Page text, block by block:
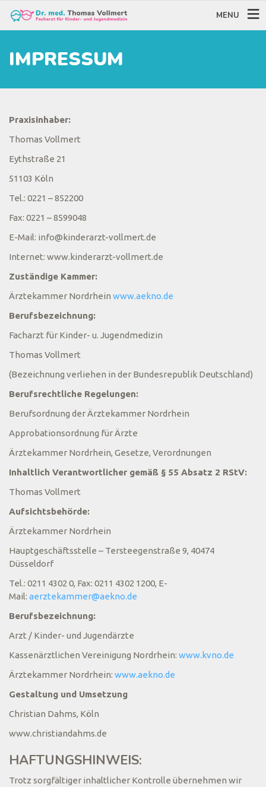
MENU
IMPRESSUM
Praxisinhaber:
Thomas Vollmert
Eythstraße 21
51103 Köln
Tel.: 0221 – 852200
Fax: 0221 – 8599048
E-Mail: info@kinderarzt-vollmert.de
Internet: www.kinderarzt-vollmert.de
Zuständige Kammer:
Ärztekammer Nordrhein www.aekno.de
Berufsbezeichnung:
Facharzt für Kinder- u. Jugendmedizin
Thomas Vollmert
(Bezeichnung verliehen in der Bundesrepublik Deutschland)
Berufsrechtliche Regelungen:
Berufsordnung der Ärztekammer Nordrhein
Approbationsordnung für Ärzte
Ärztekammer Nordrhein, Gesetze, Verordnungen
Inhaltlich Verantwortlicher gemäß § 55 Absatz 2 RStV:
Thomas Vollmert
Aufsichtsbehörde:
Ärztekammer Nordrhein
Hauptgeschäftsstelle – Tersteegenstraße 9, 40474
Düsseldorf
Tel.: 0211 4302 0, Fax: 0211 4302 1200, E-
Mail: aerztekammer@aekno.de
Berufsbezeichnung:
Arzt / Kinder- und Jugendärzte
Kassenärztlichen Vereinigung Nordrhein: www.kvno.de
Ärztekammer Nordrhein: www.aekno.de
Gestaltung und Umsetzung
Christian Dahms, Köln
www.christiandahms.de
HAFTUNGSHINWEIS:
Trotz sorgfältiger inhaltlicher Kontrolle übernehmen wir